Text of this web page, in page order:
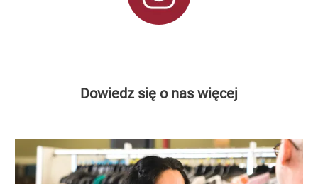
Dowiedz się o nas więcej